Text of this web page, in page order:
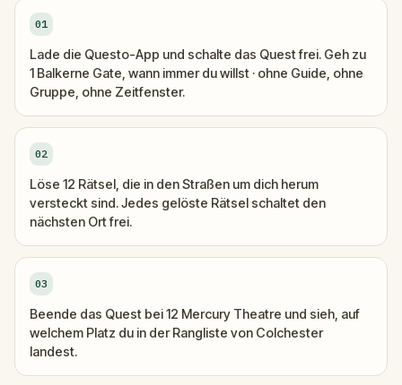
01
Lade die Questo-App und schalte das Quest frei. Geh zu
1 Balkerne Gate, wann immer du willst · ohne Guide, ohne
Gruppe, ohne Zeitfenster.
02
Löse 12 Rätsel, die in den Straßen um dich herum
versteckt sind. Jedes gelöste Rätsel schaltet den
nächsten Ort frei.
03
Beende das Quest bei 12 Mercury Theatre und sieh, auf
welchem Platz du in der Rangliste von Colchester
landest.